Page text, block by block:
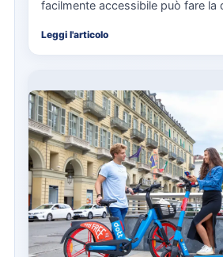
facilmente accessibile può fare la
soprattutto…
Leggi l'articolo